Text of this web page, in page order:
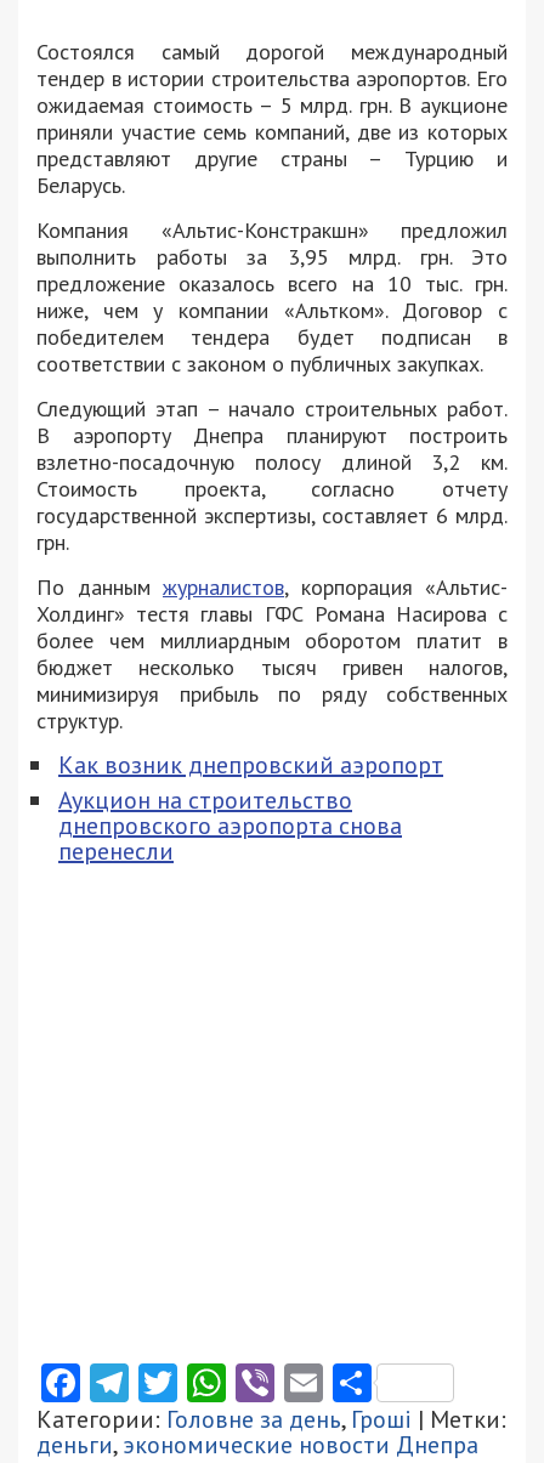
Состоялся самый дорогой международный
тендер в истории строительства аэропортов. Его
ожидаемая стоимость – 5 млрд. грн. В аукционе
приняли участие семь компаний, две из которых
представляют другие страны – Турцию и
Беларусь.
Компания «Альтис-Констракшн» предложил
выполнить работы за 3,95 млрд. грн. Это
предложение оказалось всего на 10 тыс. грн.
ниже, чем у компании «Альтком». Договор с
победителем тендера будет подписан в
соответствии с законом о публичных закупках.
Следующий этап – начало строительных работ.
В аэропорту Днепра планируют построить
взлетно-посадочную полосу длиной 3,2 км.
Стоимость проекта, согласно отчету
государственной экспертизы, составляет 6 млрд.
грн.
По данным журналистов, корпорация «Альтис-
Холдинг» тестя главы ГФС Романа Насирова с
более чем миллиардным оборотом платит в
бюджет несколько тысяч гривен налогов,
минимизируя прибыль по ряду собственных
структур.
Как возник днепровский аэропорт
Аукцион на строительство
днепровского аэропорта снова
перенесли
Facebook
Telegram
Twitter
WhatsApp
ViberEmail
Категории: Головне за день, Гроші | Метки:
деньги,экономические новости Днепра